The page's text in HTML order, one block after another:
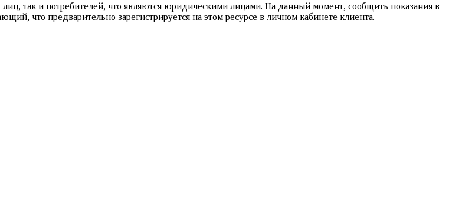
так и потребителей, что являются юридическими лицами. На данный момент, сообщить показания в
что предварительно зарегистрируется на этом ресурсе в личном кабинете клиента.